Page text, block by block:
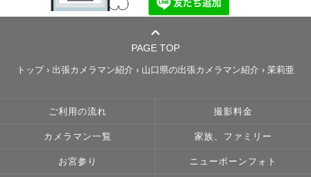
PAGE TOP
トップ› 出張カメラマン紹介 › 山口県の出張カメラマン紹介 › 茉莉亜
ご利用の流れ 撮影料金
カメラマン一覧 家族、ファミリー
お宮参り ニューボーンフォト